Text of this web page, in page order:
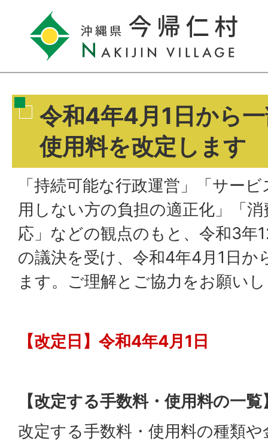
令和4年4月1日から
使用料を改定します
「持続可能な行政運営」「サー
用しない方の負担の適正化」「
応」などの観点のもと、令和3年
の議決を受け、令和4年4月1日か
ます。ご理解とご協力をお願い
【改定日】令和4年4月1日
【改定する手数料・使用料の一覧
改定する手数料・使用料の種類